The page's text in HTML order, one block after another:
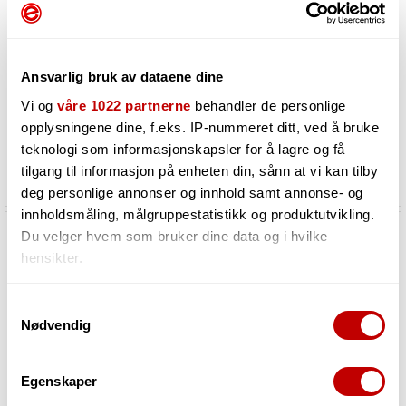
Ansvarlig bruk av dataene dine
Vi og våre 1022 partnerne behandler de personlige
opplysningene dine, f.eks. IP-nummeret ditt, ved å bruke
teknologi som informasjonskapsler for å lagre og få
tilgang til informasjon på enheten din, sånn at vi kan tilby
deg personlige annonser og innhold samt annonse- og
innholdsmåling, målgruppestatistikk og produktutvikling.
Du velger hvem som bruker dine data og i hvilke
hensikter.
Innhente informasjon om den geografiske
Identifisere enheten din ved å aktivt skanne den
Nødvendig
Egenskaper
Må bestilles. Varen er på lager
hos vår leverandør
1 970,-
Må bestilles. Varen er på lager
hos vår leverandør
1 420,-